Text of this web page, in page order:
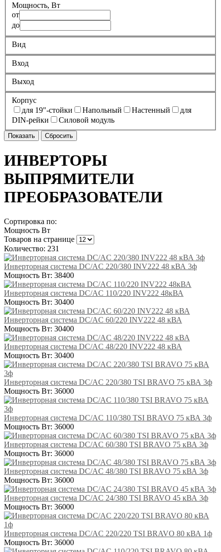
Мощность, Вт
от
до
Вид
Вход
Выход
Корпус
для 19"-стойки
Напольный Настенный
для
DIN-рейки
Силовой модуль
ИНВЕРТОРЫ
ВЫПРЯМИТЕЛИ
ПРЕОБРАЗОВАТЕЛИ
Сортировка по:
Мощность Вт
Товаров на странице
Количество: 231
Инверторная система DC/AC 220/380 INV222 48 кВА 3ф
Мощность Вт: 38400
Инверторная система DC/AC 110/220 INV222 48кВА
Мощность Вт: 30400
Инверторная система DC/AC 60/220 INV222 48 кВА
Мощность Вт: 30400
Инверторная система DC/AC 48/220 INV222 48 кВА
Мощность Вт: 30400
Инверторная система DC/AC 220/380 TSI BRAVO 75 кВА 3ф
Мощность Вт: 36000
Инверторная система DC/AC 110/380 TSI BRAVO 75 кВА 3ф
Мощность Вт: 36000
Инверторная система DC/AC 60/380 TSI BRAVO 75 кВА 3ф
Мощность Вт: 36000
Инверторная система DC/AC 48/380 TSI BRAVO 75 кВА 3ф
Мощность Вт: 36000
Инверторная система DC/AC 24/380 TSI BRAVO 45 кВА 3ф
Мощность Вт: 36000
Инверторная система DC/AC 220/220 TSI BRAVO 80 кВА 1ф
Мощность Вт: 36000